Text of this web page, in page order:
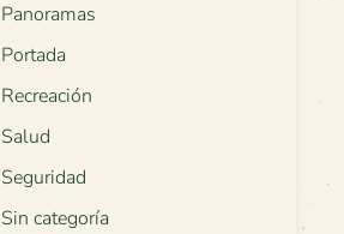
Panoramas
Portada
Recreación
Salud
Seguridad
Sin categoría